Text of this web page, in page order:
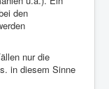
den
nur die
in diesem Sinne